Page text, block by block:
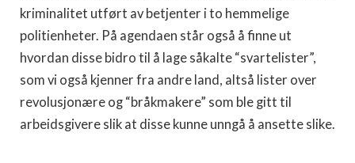
kriminalitet utført av betjenter i to hemmelige
politienheter. På agendaen står også å finne ut
hvordan disse bidro til å lage såkalte “svartelister”,
som vi også kjenner fra andre land, altså lister over
revolusjonære og “bråkmakere” som ble gitt til
arbeidsgivere slik at disse kunne unngå å ansette slike.